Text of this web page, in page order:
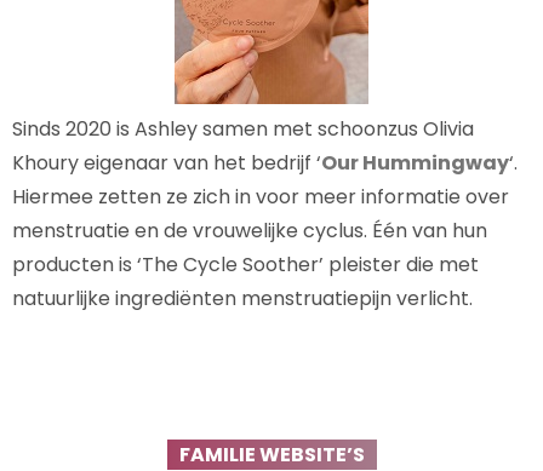
Sinds 2020 is Ashley samen met schoonzus Olivia
Khoury eigenaar van het bedrijf ‘Our Hummingway‘.
Hiermee zetten ze zich in voor meer informatie over
menstruatie en de vrouwelijke cyclus. Één van hun
producten is ‘The Cycle Soother’ pleister die met
natuurlijke ingrediënten menstruatiepijn verlicht.
FAMILIE WEBSITE’S